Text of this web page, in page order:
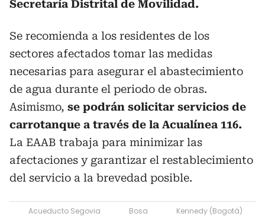
Secretaría Distrital de Movilidad.
Se recomienda a los residentes de los
sectores afectados tomar las medidas
necesarias para asegurar el abastecimiento
de agua durante el periodo de obras.
Asimismo, se podrán solicitar servicios de
carrotanque a través de la Acualínea 116.
La EAAB trabaja para minimizar las
afectaciones y garantizar el restablecimiento
del servicio a la brevedad posible.
Acueducto Segovia Bosa
Kennedy (Bogotá)